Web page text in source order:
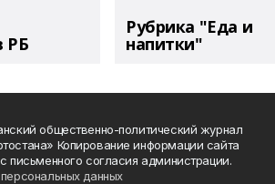
РБ
Рубрика "Еда и
напитки"
общественно-политический журнал
Копирование информации сайта
письменного согласия администрации.
данных